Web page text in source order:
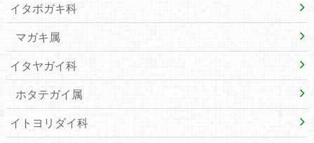
イタボガキ科
マガキ属
イタヤガイ科
ホタテガイ属
イトヨリダイ科